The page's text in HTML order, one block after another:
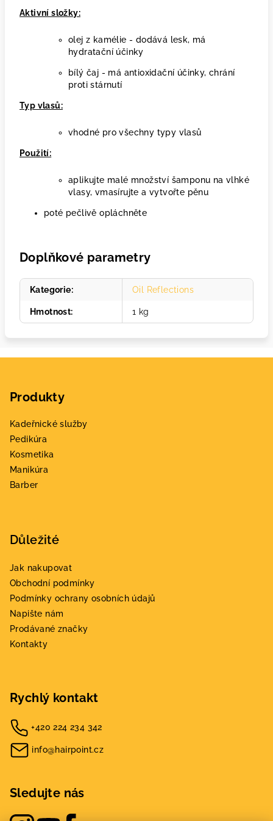
Aktivní složky:
olej z kamélie - dodává lesk, má
hydratační účinky
bílý čaj - má antioxidační účinky, chrání
proti stárnutí
Typ vlasů:
vhodné pro všechny typy vlasů
Použití:
aplikujte malé množství šamponu na vlhké
vlasy, vmasírujte a vytvořte pěnu
poté pečlivě opláchněte
Doplňkové parametry
Kategorie: Oil Reflections
Hmotnost: 1 kg
Produkty
Kadeřnické služby
Pedikúra
Kosmetika
Manikúra
Barber
Důležité
Jak nakupovat
Obchodní podmínky
Podmínky ochrany osobních údajů
Napište nám
Prodávané značky
Kontakty
Rychlý kontakt
+420 224 234 342
info@hairpoint.cz
Sledujte nás